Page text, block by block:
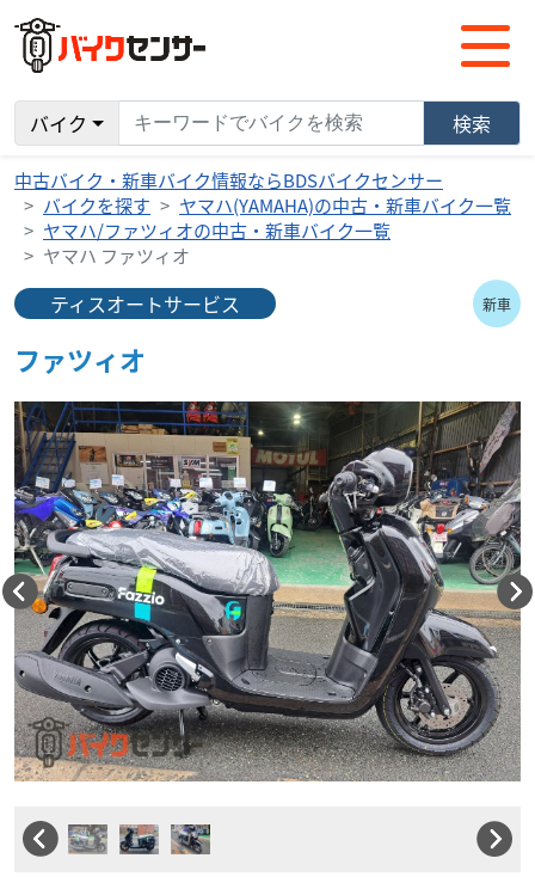
バイク 検索
中古バイク・新車バイク情報ならBDSバイクセンサー
バイクを探す
ヤマハ(YAMAHA)の中古・新車バイク一覧
ヤマハ/ファツィオの中古・新車バイク一覧
ヤマハ ファツィオ
ティスオートサービス 新車
ファツィオ